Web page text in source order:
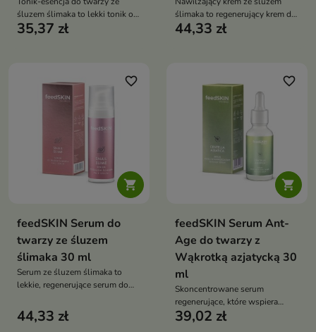
śluzem ślimaka to lekki tonik o
esencjonalnej formule, który
35,37 zł
ślimaka to regenerujący krem do
twarzy o intensywnym działaniu
44,33 zł

favorite_border
feedSKIN Serum do
twarzy ze śluzem
ślimaka 30 ml
Serum ze śluzem ślimaka to
lekkie, regenerujące serum do
nawilża, wspiera procesy
odnowy skóry oraz poprawia jej
44,33 zł

favorite_border
feedSKIN Serum Ant-
Age do twarzy z
Wąkrotką azjatycką 30
ml
Skoncentrowane serum
regenerujące, które wspiera
odbudowę skóry, wygładza
39,02 zł